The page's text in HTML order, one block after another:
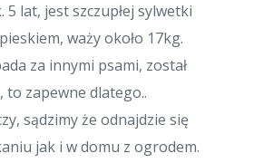
5 lat, jest szczupłej sylwetki
waży około 17kg.
za innymi psami, został
zapewne dlatego..
sądzimy że odnajdzie się
jak i w domu z ogrodem.